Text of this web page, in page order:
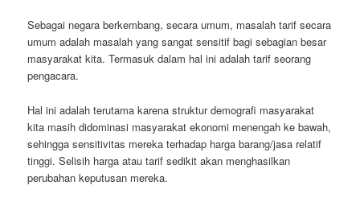
Sebagai negara berkembang, secara umum, masalah tarif secara
umum adalah masalah yang sangat sensitif bagi sebagian besar
masyarakat kita. Termasuk dalam hal ini adalah tarif seorang
pengacara.
Hal ini adalah terutama karena struktur demografi masyarakat
kita masih didominasi masyarakat ekonomi menengah ke bawah,
sehingga sensitivitas mereka terhadap harga barang/jasa relatif
tinggi. Selisih harga atau tarif sedikit akan menghasilkan
perubahan keputusan mereka.